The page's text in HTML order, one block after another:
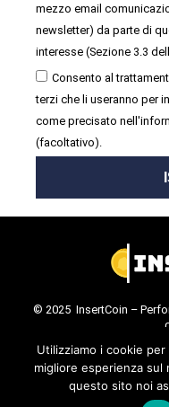
mezzo email
newsletter) da parte di
interesse (Sezione 3.3
Consento al
terzi che li useranno per
come precisato
(facoltativo).
© 2025 InsertCoin –
Cookie
Utilizziamo i cookie
migliore esperienza
questo sito noi